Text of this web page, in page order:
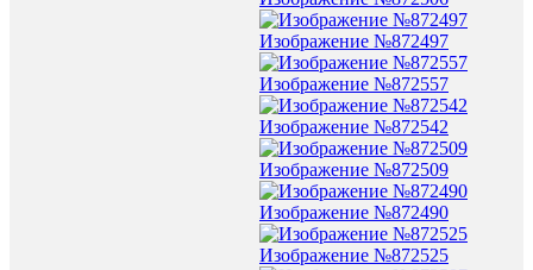
Изображение №872497
Изображение №872557
Изображение №872542
Изображение №872509
Изображение №872490
Изображение №872525